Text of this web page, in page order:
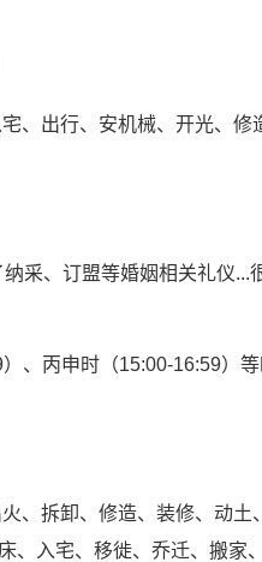
、出行、安机械、开光、修
采、订盟等婚姻相关礼仪...
、丙申时（15:00-16:59）
、拆卸、修造、装修、动土
、入宅、移徙、乔迁、搬家